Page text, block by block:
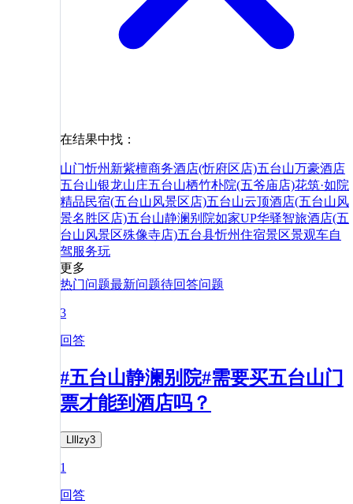
在结果中找：
山门忻州新紫檀商务酒店(忻府区店)五台山万豪酒店
五台山银龙山庄五台山栖竹朴院(五爷庙店)花筑·如院
精品民宿(五台山风景区店)五台山云顶酒店(五台山风
景名胜区店)五台山静澜别院如家UP华驿智旅酒店(五
台山风景区殊像寺店)五台县忻州住宿景区景观车自
驾服务玩
更多
热门问题最新问题待回答问题
3
回答
#五台山静澜别院#需要买五台山门
票才能到酒店吗？
Llllzy3
1
回答